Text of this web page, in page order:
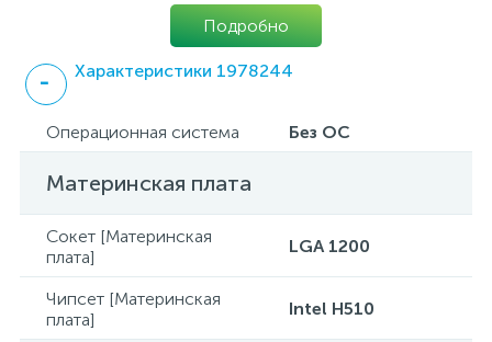
Подробно
Характеристики 1978244
Операционная система Без ОС
Материнская плата
Сокет [Материнская
плата]
LGA 1200
Чипсет [Материнская
плата]
Intel H510